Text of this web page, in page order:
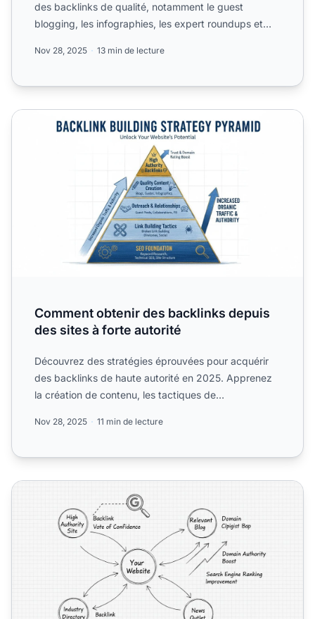
des backlinks de qualité, notamment le guest
blogging, les infographies, les expert roundups et
Nov 28, 2025 13 min de lecture
Comment obtenir des backlinks depuis des sites à forte
Comment obtenir des backlinks depuis
des sites à forte autorité
Découvrez des stratégies éprouvées pour acquérir
des backlinks de haute autorité en 2025. Apprenez
la création de contenu, les tactiques de
Nov 28, 2025 11 min de lecture
Les backlinks sont-ils importants pour le SEO ?